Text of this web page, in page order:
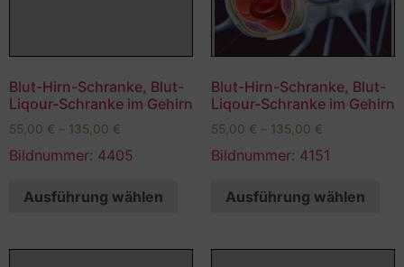
Blut-Hirn-Schranke, Blut-
Liqour-Schranke im Gehirn
55,00 € – 135,00 €
Bildnummer: 4405
Ausführung wählen
Blut-Hirn-Schranke, Blut-
Liqour-Schranke im Gehirn
55,00 € – 135,00 €
Bildnummer: 4151
Ausführung wählen